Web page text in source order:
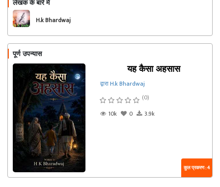
लेखक के बारे में
H.k Bhardwaj
पूर्ण उपन्यास
यह कैसा अहसास
द्वारा H.k Bhardwaj
(0)
10k
0 3.9k
कुल प्रकरण : 4